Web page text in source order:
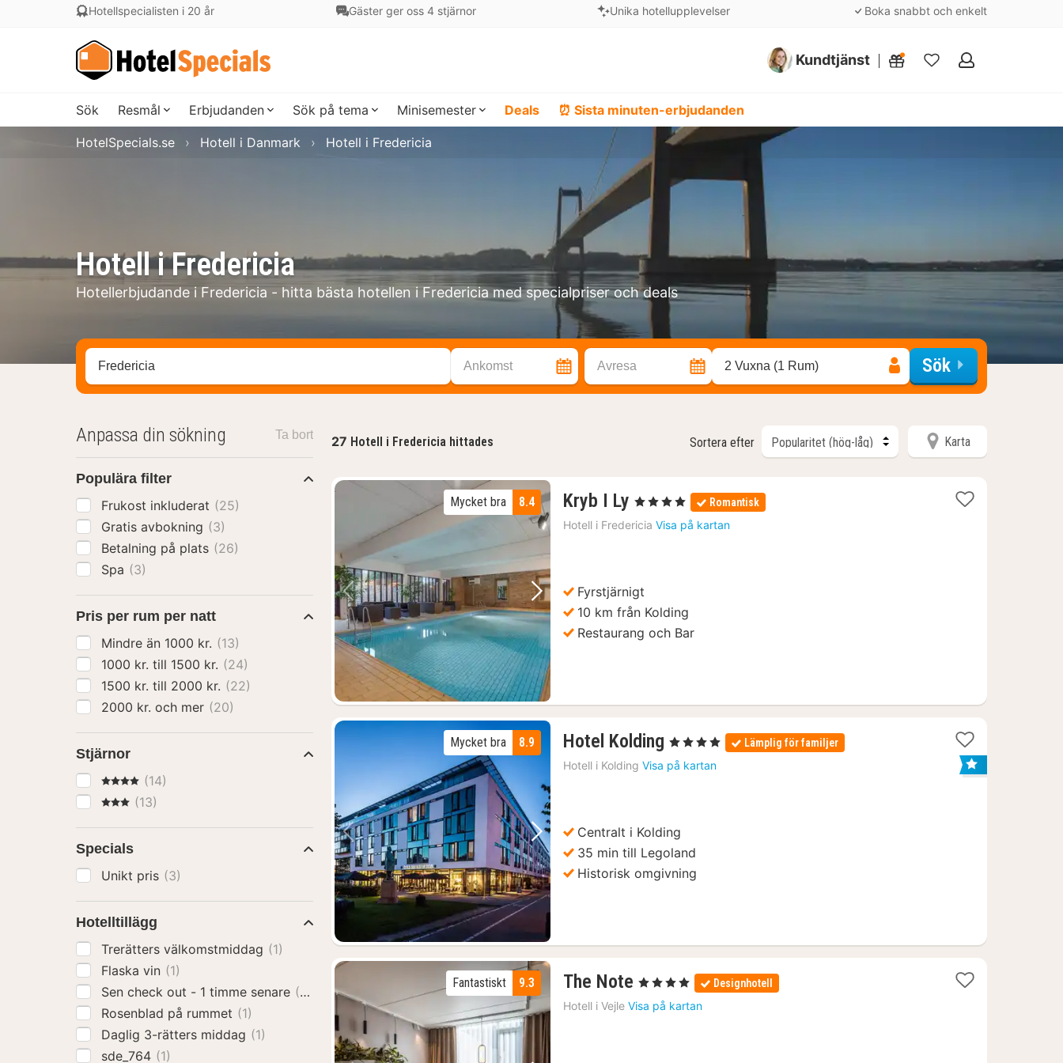
Hotellspecialisten i 20 år Gäster ger oss 4 stjärnor Unika hotellupplevelser Boka snabbt och enkelt
Kundtjänst
Mina
Sök Resmål Erbjudanden Sök på tema Minisemester Deals ⏰ Sista minuten-erbjudanden
Hotell i Fredericia
Hotellerbjudande i Fredericia - hitta bästa hotellen i Fredericia med specialpriser och deals
HotelSpecials.se Hotell i Danmark Hotell i Fredericia
Sök efter hotell, område eller stad Ankomst Avresa 2 Vuxna (1 Rum) Sök
27 Hotell i Fredericia hittades Sortera efter Karta
Föregående bild Nästa bild
8.4
Mycket bra Kryb I Ly 1
natt
från
, 4 Stjärnor Romantisk
Hotell i Fredericia Visa på kartan
Fyrstjärnigt
10 km från Kolding
Restaurang och Bar
Föregående bild Nästa bild
8.9
Mycket bra Hotel Kolding 1
natt
från
, 4 Stjärnor Lämplig för familjer
Hotell i Kolding Visa på kartan
Centralt i Kolding
35 min till Legoland
Historisk omgivning
9.3
Fantastiskt The Note 1
natt
från
, 4 Stjärnor Designhotell
Hotell i Vejle Visa på kartan
Anpassa din sökning Ta bort
Populära filter
Frukost inkluderat (25)
Gratis avbokning (3)
Betalning på plats (26)
Spa (3)
Pris per rum per natt
Mindre än 1000 kr. (13)
1000 kr. till 1500 kr. (24)
1500 kr. till 2000 kr. (22)
2000 kr. och mer (20)
Stjärnor
4 Stjärnor
(14)
3 Stjärnor
(13)
Specials
Unikt pris (3)
Hotelltillägg
Trerätters välkomstmiddag (1)
Flaska vin (1)
Sen check out - 1 timme senare (2)
Rosenblad på rummet (1)
Daglig 3-rätters middag (1)
sde_764 (1)